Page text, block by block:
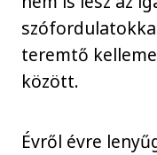
teremtő
között.
Évről évre